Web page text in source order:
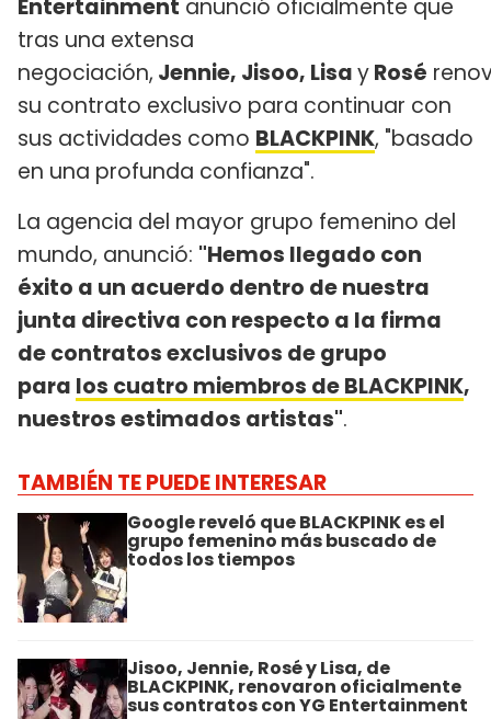
Entertainment anunció oficialmente que
tras una extensa
negociación, Jennie, Jisoo, LisayRosé
su contrato exclusivo para continuar con
sus actividades como BLACKPINK, "basado
en una profunda confianza".
La agencia del mayor grupo femenino del
mundo, anunció: "Hemos llegado con
éxito a un acuerdo dentro de nuestra
junta directiva con respecto a la firma
de contratos exclusivos de grupo
para los cuatro miembros de BLACKPINK,
nuestros estimados artistas".
TAMBIÉN TE PUEDE INTERESAR
Google reveló que BLACKPINK es el
grupo femenino más buscado de
todos los tiempos
Jisoo, Jennie, Rosé y Lisa, de
BLACKPINK, renovaron oficialmente
sus contratos con YG Entertainment